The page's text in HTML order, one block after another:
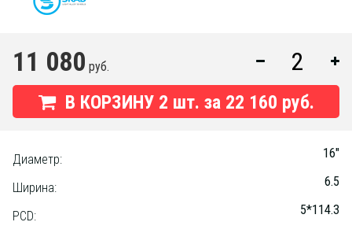
11 080 руб.
В КОРЗИНУ 2 шт. за 22 160 руб.
Диаметр: 16"
Ширина: 6.5
PCD:
5*114.3